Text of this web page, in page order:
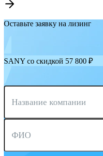
Оставьте заявку на лизинг
SANY со скидкой 57 800 ₽
Название компании
ФИО